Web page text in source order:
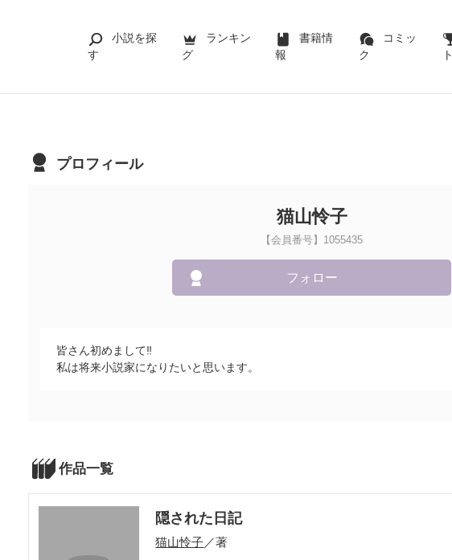
小説を探
す
ランキン
グ
書籍情
報
コミッ
ク
ト
プロフィール
猫山怜子
【会員番号】1055435
フォロー
皆さん初めまして‼️
私は将来小説家になりたいと思います。
作品一覧
隠された日記
猫山怜子／著